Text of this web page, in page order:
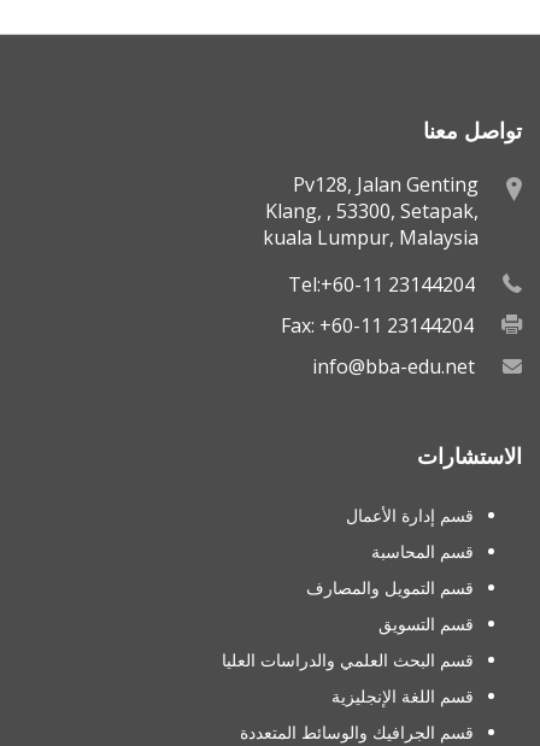
تواصل معنا
Pv128, Jalan Genting
Klang, , 53300, Setapak,
kuala Lumpur, Malaysia
Tel:+60-11 23144204
Fax: +60-11 23144204
info@bba-edu.net
الاستشارات
قسم إدارة الأعمال
قسم المحاسبة
قسم التمويل والمصارف
قسم التسويق
قسم البحث العلمي والدراسات العليا
قسم اللغة الإنجليزية
قسم الجرافيك والوسائط المتعددة